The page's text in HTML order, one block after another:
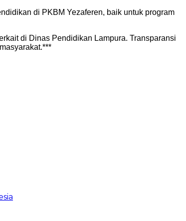
di PKBM Yezaferen, baik untuk program
di Dinas Pendidikan Lampura. Transparansi